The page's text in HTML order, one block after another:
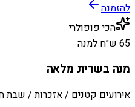
להזמנה
הכי פופולרי
65 ש״ח למנה
מנה בשרית מלאה
אירועים קטנים / אזכרות / שבת